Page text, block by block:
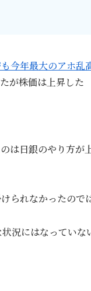
今年最大のアホ乱
が株価は上昇した
は日銀のやり方が
られなかったので
況にはなっていな